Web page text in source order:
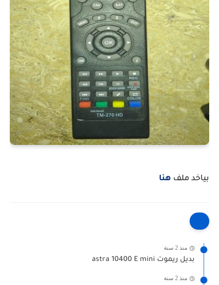
بياخد ملف هنا
منذ 2 سنة
بديل ريموت astra 10400 E mini
منذ 2 سنة